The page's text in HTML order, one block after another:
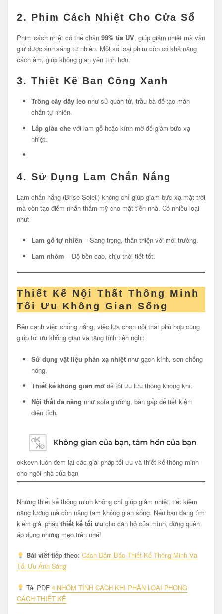
2. Phim Cách Nhiệt Cho Cửa Sổ
Phim cách nhiệt có thể chặn 99% tia UV, giúp giảm nhiệt mà vẫn
giữ được ánh sáng tự nhiên. Một số loại phim còn có khả năng
cách âm, giúp không gian yên tĩnh hơn.
3. Thiết Kế Ban Công Xanh
Trồng cây dây leo như sử quân tử, trầu bà để tạo màn
chắn tự nhiên.
Lắp giàn che với lam gỗ hoặc kính mờ để giảm bức xạ
nhiệt.
4. Sử Dụng Lam Chắn Nắng
Lam chắn nắng (Brise Soleil) không chỉ giúp giảm bức xạ mặt trời
mà còn tạo điểm nhấn thẩm mỹ cho mặt tiền nhà. Có nhiều loại
như:
Lam gỗ tự nhiên – Sang trọng, thân thiện với môi trường.
Lam nhôm – Độ bền cao, chịu thời tiết tốt.
Thiết Kế Nội Thất Thông Minh
Tối Ưu Không Gian Sống
Bên cạnh việc chống nắng, việc lựa chọn nội thất phù hợp cũng
giúp tối ưu không gian và tăng tính tiện nghi:
Sử dụng vật liệu phản xạ nhiệt như gạch kính, sơn chống
nóng.
Thiết kế không gian mở để tối ưu lưu thông không khí.
Nội thất đa năng như sofa giường, bàn gấp để tiết kiệm
diện tích.
okkovn luôn đem lại các giải pháp tối ưu và thiết kế thông minh
cho ngôi nhà của bạn
Những thiết kế thông minh không chỉ giúp giảm nhiệt, tiết kiệm
năng lượng mà còn nâng tầm không gian sống. Nếu bạn đang tìm
kiếm giải pháp thiết kế tối ưu cho căn hộ của mình, đừng quên
áp dụng những mẹo trên nhé!
Bài viết tiếp theo: Cách Đảm Bảo Thiết Kế Thông Minh Và
Tối Ưu Ánh Sáng
Tải PDF 4 NHÓM TÍNH CÁCH KHI PHÂN LOẠI PHONG
CÁCH THIẾT KẾ